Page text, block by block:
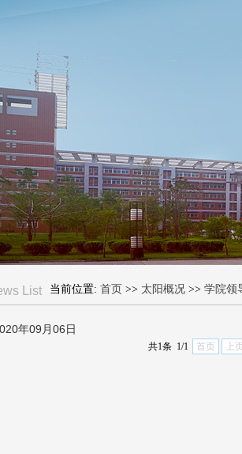
List 当前位置: 首页 >> 太阳概况 >> 学院领
年09月06日
共1条 1/1 首页 上